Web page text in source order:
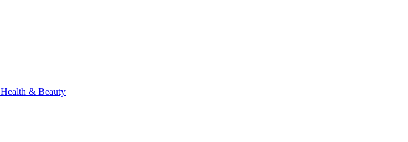
Health & Beauty